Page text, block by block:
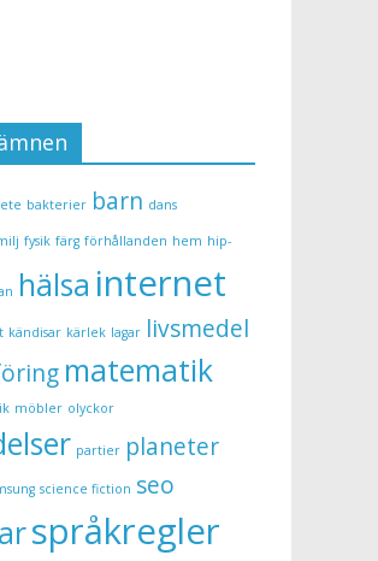
bakterier barn dans
fysik färg förhållanden hem hip-
hälsa internet
kändisar kärlek lagar livsmedel
matematik
möbler olyckor
partier planeter
science fiction seo
språkregler